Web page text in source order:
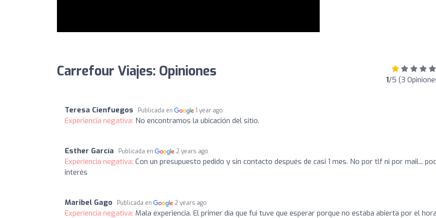
Carrefour Viajes: Opiniones 1/5 (3
Teresa Cienfuegos Publicada en 1 year ago
Experiencia negativa: No encontramos la ubicación del sitio.
Esther García Publicada en 2 years ago
Experiencia negativa: Con un presupuesto pedido y sin contacto después de casi 1 mes. No por tlf ni por mail...
interés
Maribel Gago Publicada en 2 years ago
Experiencia negativa: Mala experiencia. El primer día que fui tuve que esperar porque no estaba abierta por el